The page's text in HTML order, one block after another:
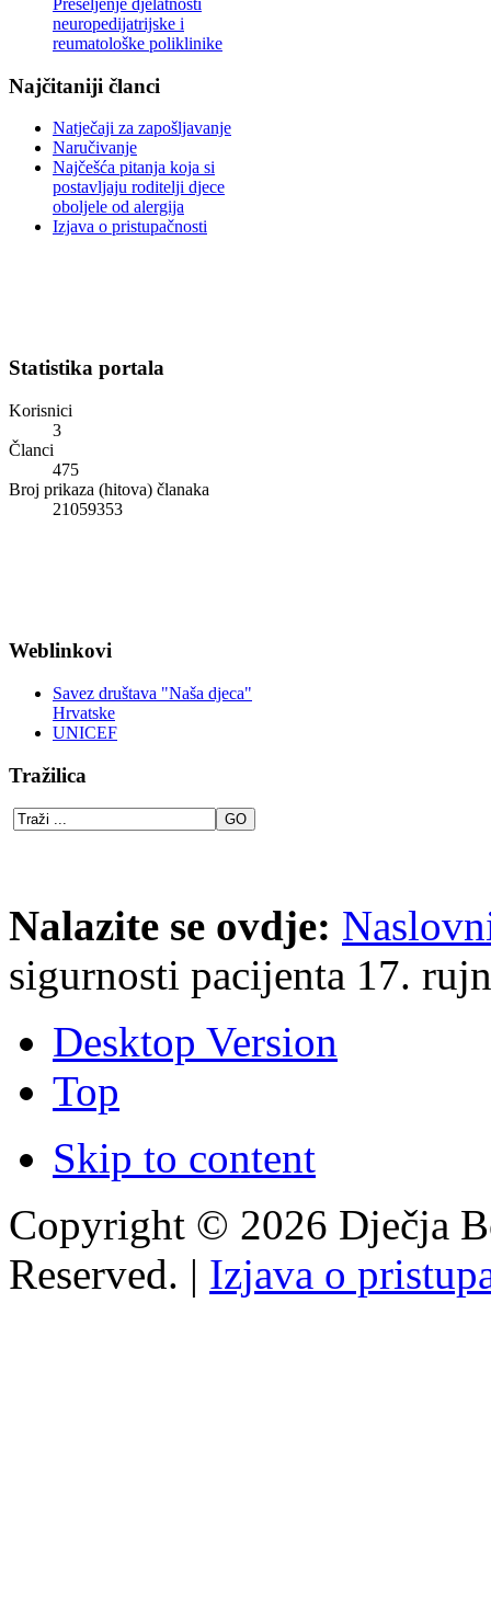
neuropedijatrijske i
reumatološke poliklinike
Najčitaniji članci
Natječaji za zapošljavanje
Naručivanje
Najčešća pitanja koja si
postavljaju roditelji djece
oboljele od alergija
Izjava o pristupačnosti
Statistika portala
Korisnici
3
Članci
475
Broj prikaza (hitova) članaka
21059353
Weblinkovi
Savez društava "Naša djeca"
Hrvatske
UNICEF
Tražilica
Nalazite se ovdje:
sigurnosti pacijenta 17.
Desktop Version
Top
Skip to content
Copyright © 2026 Dječja
Reserved. | Izjava o